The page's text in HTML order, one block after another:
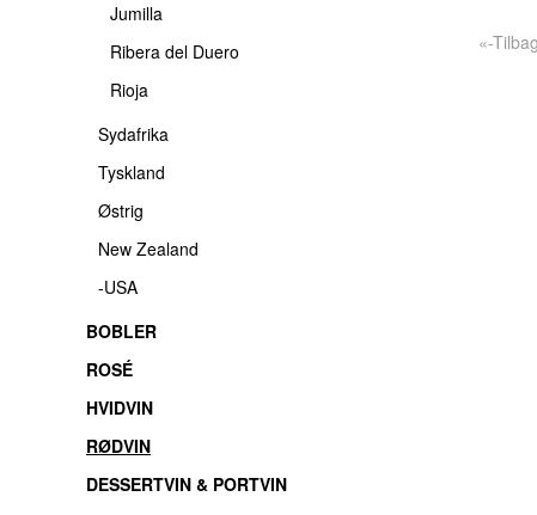
Jumilla
Ribera del Duero
Rioja
Sydafrika
Tyskland
Østrig
New Zealand
-USA
BOBLER
ROSÉ
HVIDVIN
RØDVIN
DESSERTVIN & PORTVIN
«-